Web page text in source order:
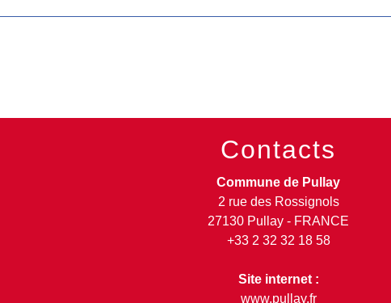
Contacts
Commune de Pullay
2 rue des Rossignols
27130 Pullay - FRANCE
+33 2 32 32 18 58
Site internet :
www.pullay.fr